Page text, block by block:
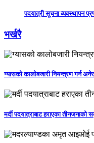
पदयात्री सूचना व्यवस्थापन
भर्खरै
ग्यासको कालोबजारी नियन्त्रण गर्न
मर्दी पदयात्राबाट हराएका तीनजनाको